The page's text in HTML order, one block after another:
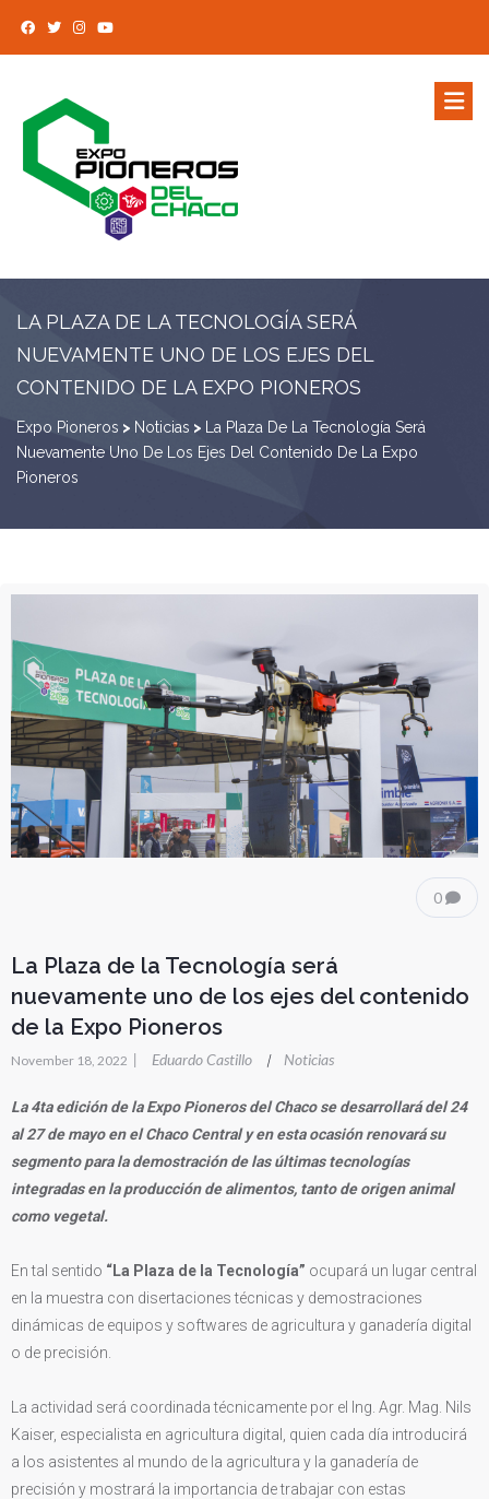
LA PLAZA DE LA TECNOLOGÍA SERÁ
NUEVAMENTE UNO DE LOS EJES DEL
CONTENIDO DE LA EXPO PIONEROS
Expo Pioneros > Noticias >
La Plaza De La Tecnología Será
Nuevamente Uno De Los Ejes Del Contenido De La Expo
Pioneros
0
La Plaza de la Tecnología será
nuevamente uno de los ejes del contenido
de la Expo Pioneros
November 18, 2022 | Eduardo Castillo | Noticias
La 4ta edición de la Expo Pioneros del Chaco se desarrollará del 24
al 27 de mayo en el Chaco Central y en esta ocasión renovará su
segmento para la demostración de las últimas tecnologías
integradas en la producción de alimentos, tanto de origen animal
como vegetal.
En tal sentido “La Plaza de la Tecnología” ocupará un lugar central
en la muestra con disertaciones técnicas y demostraciones
dinámicas de equipos y softwares de agricultura y ganadería digital
o de precisión.
La actividad será coordinada técnicamente por el Ing. Agr. Mag. Nils
Kaiser, especialista en agricultura digital, quien cada día introducirá
a los asistentes al mundo de la agricultura y la ganadería de
precisión y mostrará la importancia de trabajar con estas